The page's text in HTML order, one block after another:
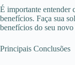
É importante entender
benefícios. Faça sua
benefícios do seu novo
Principais Conclusões